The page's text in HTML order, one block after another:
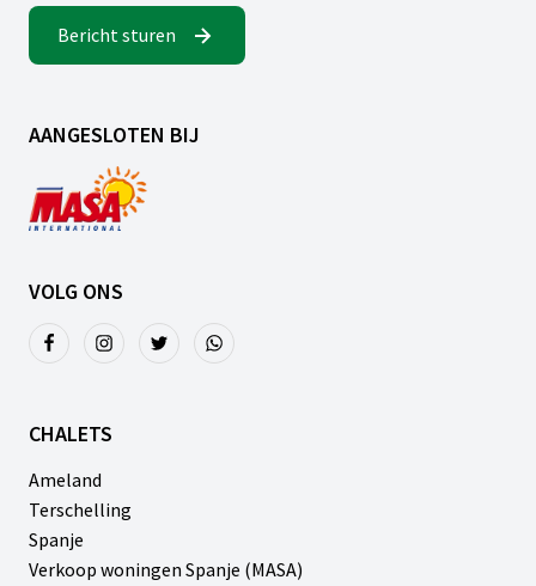
Bericht sturen
CHALETS
Ameland
Terschelling
Spanje
Verkoop woningen Spanje (MASA)
AANGESLOTEN BIJ
VOLG ONS